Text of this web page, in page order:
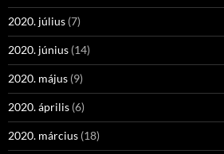
2020. július (7)
2020. június (14)
2020. május (9)
2020. április (6)
2020. március (18)